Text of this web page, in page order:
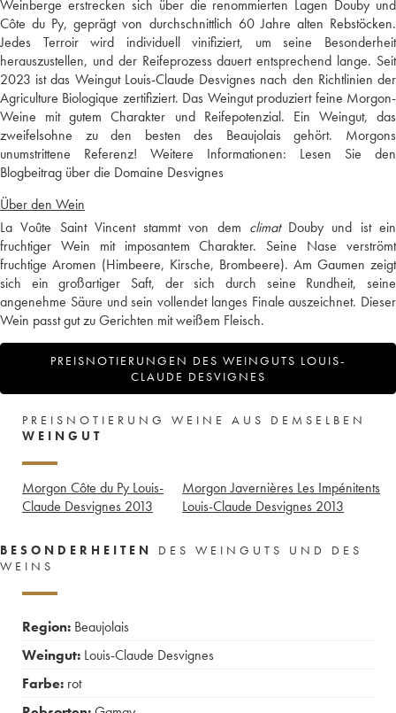
Weinberge erstrecken sich über die renommierten Lagen Douby und
Côte du Py, geprägt von durchschnittlich 60 Jahre alten Rebstöcken.
Jedes Terroir wird individuell vinifiziert, um seine Besonderheit
herauszustellen, und der Reifeprozess dauert entsprechend lange. Seit
2023 ist das Weingut Louis-Claude Desvignes nach den Richtlinien der
Agriculture Biologique zertifiziert. Das Weingut produziert feine Morgon-
Weine mit gutem Charakter und Reifepotenzial. Ein Weingut, das
zweifelsohne zu den besten des Beaujolais gehört. Morgons
unumstrittene Referenz! Weitere Informationen: Lesen Sie den
Blogbeitrag über die Domaine Desvignes
Über den Wein
La Voûte Saint Vincent stammt von dem climatDouby und ist ein
fruchtiger Wein mit imposantem Charakter. Seine Nase verströmt
fruchtige Aromen (Himbeere, Kirsche, Brombeere). Am Gaumen zeigt
sich ein großartiger Saft, der sich durch seine Rundheit, seine
angenehme Säure und sein vollendet langes Finale auszeichnet. Dieser
Wein passt gut zu Gerichten mit weißem Fleisch.
PREISNOTIERUNGEN DES WEINGUTS LOUIS-
CLAUDE DESVIGNES
PREISNOTIERUNG WEINE AUS DEMSELBEN
WEINGUT
Morgon Côte du Py Louis-
Claude Desvignes 2013
Morgon Javernières Les Impénitents
Louis-Claude Desvignes 2013
BESONDERHEITEN
DES WEINGUTS UND DES
WEINS
Region: Beaujolais
Weingut: Louis-Claude Desvignes
Farbe: rot